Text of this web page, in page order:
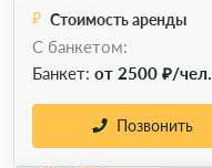
Стоимость аренды
С банкетом:
Банкет: от 2500 ₽/чел.
Позвонить